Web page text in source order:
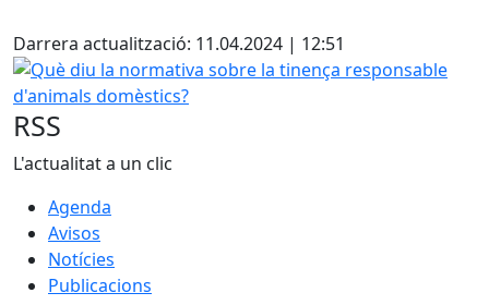
Darrera actualització: 11.04.2024 | 12:51
Què diu la normativa sobre la tinença responsable
RSS
L'actualitat a un clic
Agenda
Avisos
Notícies
Publicacions